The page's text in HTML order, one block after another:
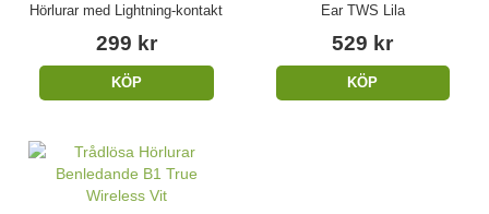
Hörlurar med Lightning-kontakt
299 kr
KÖP
Ear TWS Lila
529 kr
KÖP